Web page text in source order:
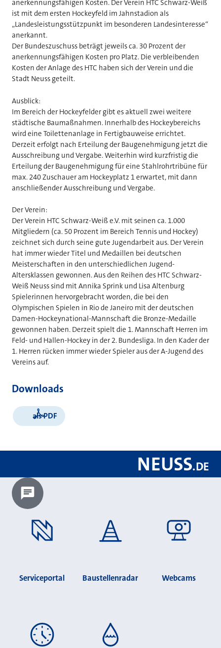
anerkennungsfähigen Kosten. Der Verein HTC Schwarz-Weiß
ist mit dem ersten Hockeyfeld im Jahnstadion als
„Landesleistungsstützpunkt im besonderen Landesinteresse“
anerkannt.
Der Bundeszuschuss beträgt jeweils ca. 30 Prozent der
anerkennungsfähigen Kosten pro Platz. Die verbleibenden
Kosten der Anlage des HTC haben sich der Verein und die
Stadt Neuss geteilt.
Ausblick:
Im Bereich der Hockeyfelder gibt es aktuell zwei weitere
städtische Baumaßnahmen. Innerhalb des Hockeybereichs
wird eine Toilettenanlage in Fertigbauweise errichtet.
Derzeit erfolgt nach Erteilung der Baugenehmigung jetzt die
Ausschreibung und Vergabe. Weiterhin wird kurzfristig die
Erteilung der Baugenehmigung für eine Stahlrohrtribüne für
max. 240 Zuschauer am Hockeyplatz 1 erwartet, mit dann
anschließender Ausschreibung und Vergabe.
Der Verein:
Der Verein HTC Schwarz-Weiß e.V. mit seinen ca. 1.000
Mitgliedern (ca. 50 Prozent im Bereich Tennis und Hockey)
zeichnet sich durch seine gute Jugendarbeit aus. Der Verein
hat immer wieder Titel und Medaillen bei deutschen
Meisterschaften in den unterschiedlichen Jugend-
Altersklassen gewonnen. Aus den Reihen des HTC Schwarz-
Weiß Neuss sind mit Annika Sprink und Lisa Altenburg
Spielerinnen hervorgebracht worden, die bei den
Olympischen Spielen in Rio de Janeiro mit der deutschen
Damen-Hockeynational-Mannschaft die Bronze-Medaille
gewonnen haben. Derzeit spielt die 1. Mannschaft Herren im
Feld- und Hallen-Hockey in der 2. Bundesliga. In den Kader der
1. Herren rücken immer wieder Spieler aus der A-Jugend des
Vereins auf.
Downloads
als PDF
NEUSS.DE
Chatbot laden?
Serviceportal Baustellenradar Webcams